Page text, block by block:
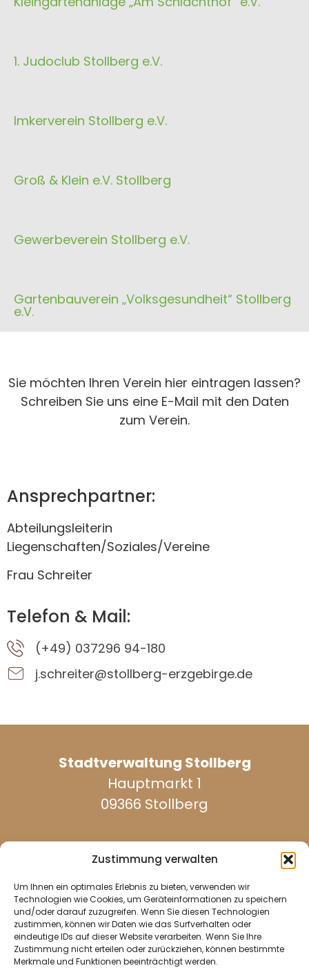
Zustimmung verwalten
Um Ihnen ein optimales Erlebnis zu bieten, verwenden wir
Technologien wie Cookies, um Geräteinformationen zu speichern
und/oder darauf zuzugreifen. Wenn Sie diesen Technologien
zustimmen, können wir Daten wie das Surfverhalten oder
eindeutige IDs auf dieser Website verarbeiten. Wenn Sie Ihre
Zustimmung nicht erteilen oder zurückziehen, können bestimmte
Merkmale und Funktionen beeinträchtigt werden.
1. Judoclub Stollberg e.V.
Imkerverein Stollberg e.V.
Groß & Klein e.V. Stollberg
Gewerbeverein Stollberg e.V.
Gartenbauverein „Volksgesundheit“ Stollberg
e.V.
Sie möchten Ihren Verein hier eintragen lassen?
Schreiben Sie uns eine E-Mail mit den Daten
zum Verein.
Ansprechpartner:
Abteilungsleiterin
Liegenschaften/Soziales/Vereine
Frau Schreiter
Telefon & Mail:
(+49) 037296 94-180
j.schreiter@stollberg-erzgebirge.de
Stadtverwaltung Stollberg
Hauptmarkt 1
09366 Stollberg
werktags erreichbar:
037296 940
037296 2437